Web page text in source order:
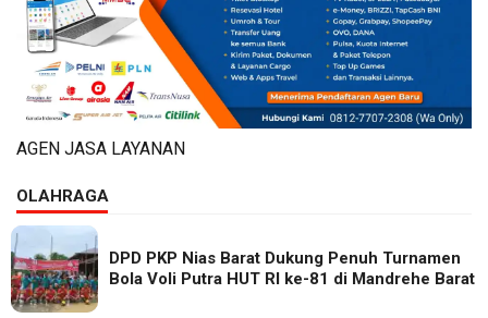
AGEN JASA LAYANAN
OLAHRAGA
DPD PKP Nias Barat Dukung Penuh Turnamen
Bola Voli Putra HUT RI ke-81 di Mandrehe Barat